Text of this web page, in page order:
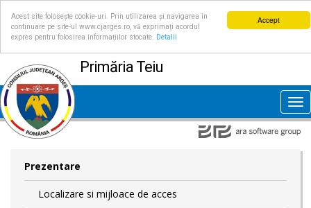
Accept
Acest site folosește cookie-uri. Prin utilizarea și navigarea în
continuare pe site-ul www.cjarges.ro, vă exprimați acordul
expres pentru folosirea informațiilor stocate.
Detalii
Primăria Teiu
Prezentare
Localizare si mijloace de acces